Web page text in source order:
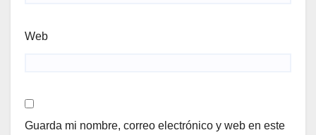
Web
Guarda mi nombre, correo electrónico y web en este